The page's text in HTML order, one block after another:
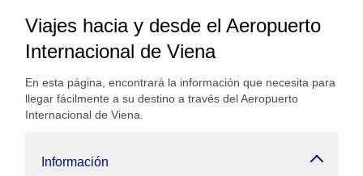
Viajes hacia y desde el Aeropuerto
Internacional de Viena
En esta página, encontrará la información que necesita para
llegar fácilmente a su destino a través del Aeropuerto
Internacional de Viena.
Información